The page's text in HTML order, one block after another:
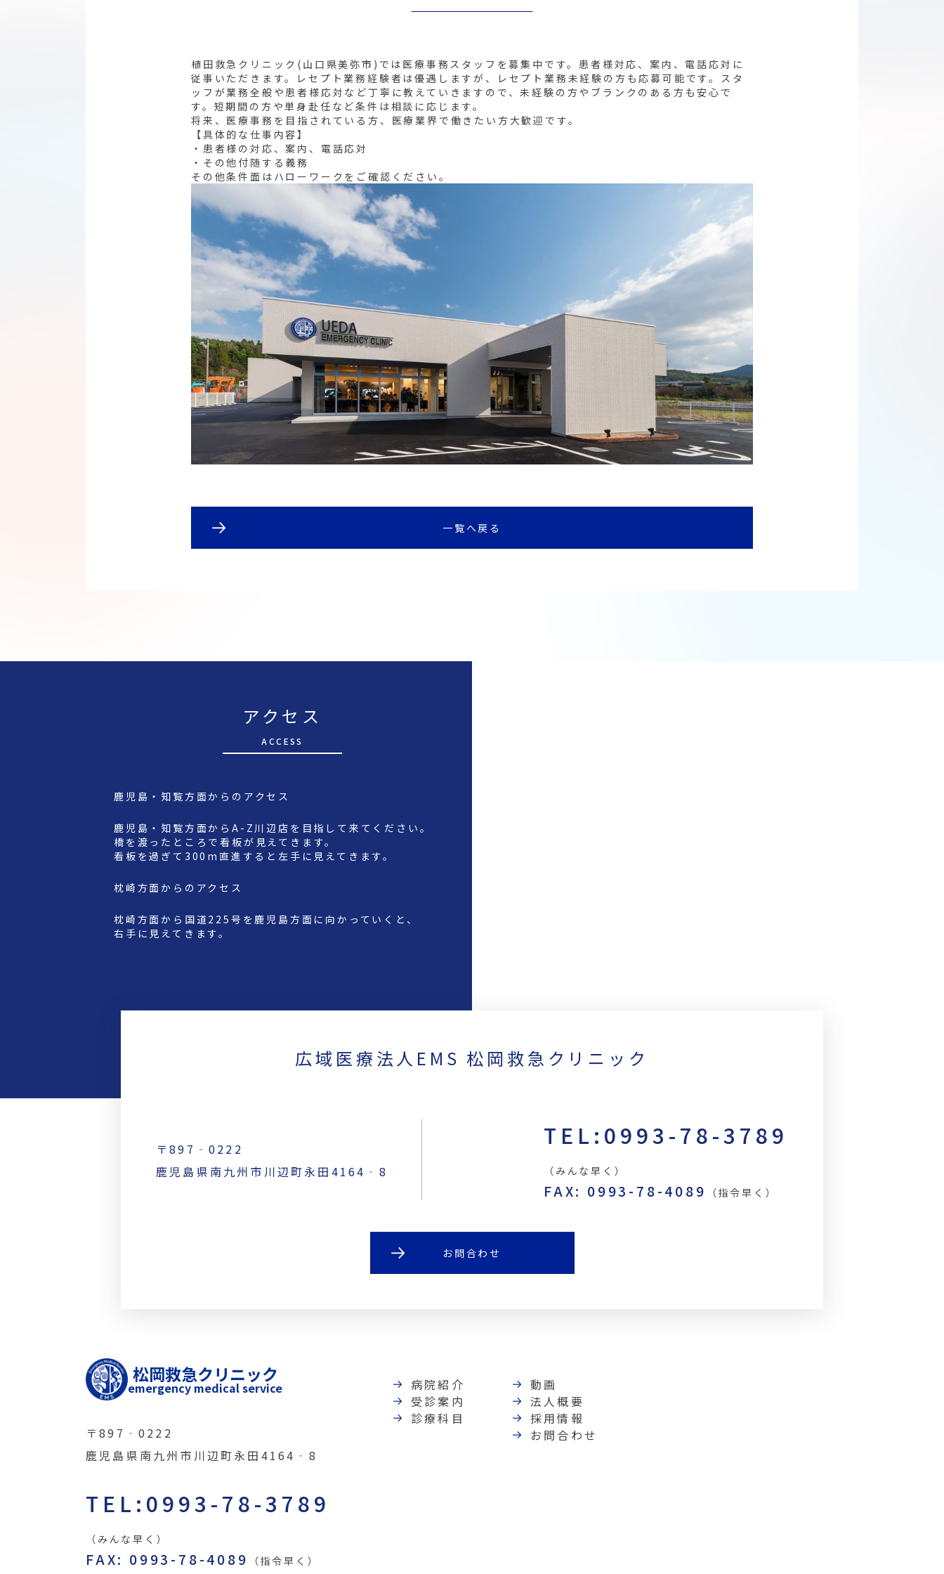
植田救急クリニック(山口県美弥市)では医療事務スタッフを募集中です。患者様対応、案内、電話応対に
従事いただきます。レセプト業務経験者は優遇しますが、レセプト業務未経験の方も応募可能です。スタ
ッフが業務全般や患者様応対など丁寧に教えていきますので、未経験の方やブランクのある方も安心で
す。短期間の方や単身赴任など条件は相談に応じます。
将来、医療事務を目指されている方、医療業界で働きたい方大歓迎です。
【具体的な仕事内容】
・患者様の対応、案内、電話応対
・その他付随する義務
その他条件面はハローワークをご確認ください。
一覧へ戻る
アクセス
ACCESS
鹿児島・知覧方面からのアクセス
鹿児島・知覧方面からA-Z川辺店を目指して来てください。
橋を渡ったところで看板が見えてきます。
看板を過ぎて300m直進すると左手に見えてきます。
枕崎方面からのアクセス
枕崎方面から国道225号を鹿児島方面に向かっていくと、
右手に見えてきます。
広域医療法人EMS 松岡救急クリニック
〒897‐0222
鹿児島県南九州市川辺町永田4164‐8
TEL:0993-78-3789
（みんな早く）
FAX: 0993-78-4089 （指令早く）
お問合わせ
松岡救急クリニック
emergency medical service
〒897‐0222
鹿児島県南九州市川辺町永田4164‐8
TEL:0993-78-3789
（みんな早く）
FAX: 0993-78-4089 （指令早く）
病院紹介
受診案内
診療科目
動画
法人概要
採用情報
お問合わせ